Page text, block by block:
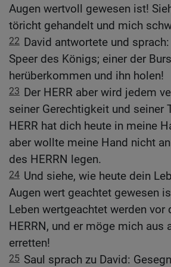
Augen wertvoll gewesen ist!
töricht gehandelt und mich
22 David antwortete und
Speer des Königs; einer der
herüberkommen und ihn holen!
23 Der HERR aber wird jedem
seiner Gerechtigkeit und seiner
HERR hat dich heute in meine
aber wollte meine Hand nicht
des HERRN legen.
24 Und siehe, wie heute dein
Augen wert geachtet gewesen
Leben wertgeachtet werden vor
HERRN, und er möge mich aus
erretten!
25 Saul sprach zu David: